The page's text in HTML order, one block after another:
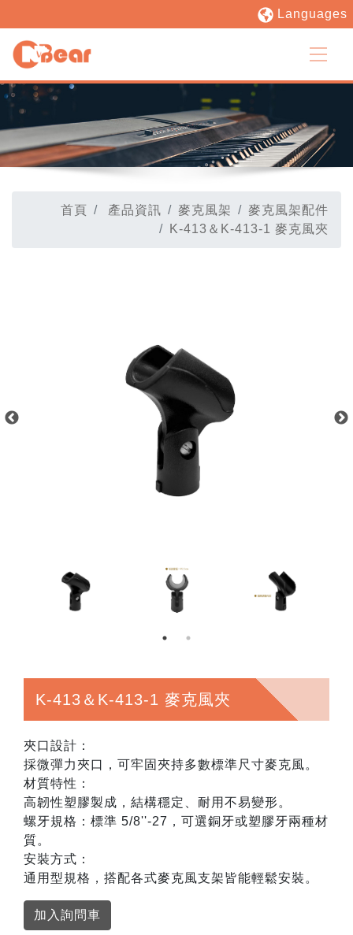
Languages
首頁 產品資訊 麥克風架
麥克風架配件
K-413＆K-413-1 麥克風夾
K-413＆K-413-1 麥克風夾
夾口設計：
採微彈力夾口，可牢固夾持多數標準尺寸麥克風。
材質特性：
高韌性塑膠製成，結構穩定、耐用不易變形。
螺牙規格：標準 5/8''-27，可選銅牙或塑膠牙兩種材
質。
安裝方式：
通用型規格，搭配各式麥克風支架皆能輕鬆安裝。
加入詢問車